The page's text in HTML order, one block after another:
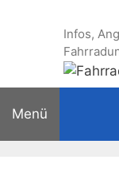
Infos,
Menü